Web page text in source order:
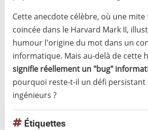
Cette anecdote célèbre, où une
coincée dans le Harvard Mark II,
humour l'origine du mot dans un
informatique. Mais au-delà de cette
signifie réellement un "bug"
pourquoi reste-t-il un défi persistant
ingénieurs ?
Étiquettes